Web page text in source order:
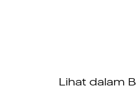
Lihat dalam